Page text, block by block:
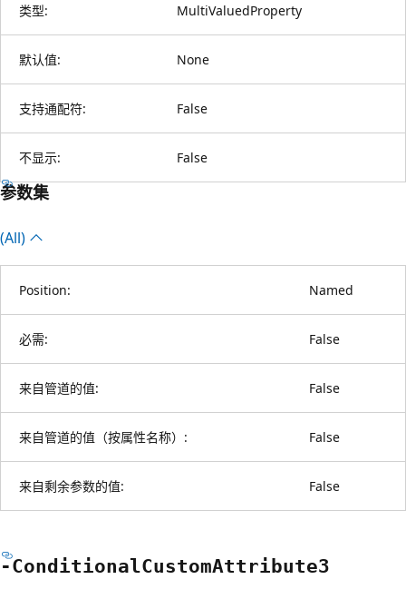
类型: MultiValuedProperty
默认值: None
支持通配符: False
不显示: False
参数集
(All)
Position: Named
必需: False
来自管道的值: False
来自管道的值（按属性名称）: False
来自剩余参数的值: False
-ConditionalCustomAttribute3